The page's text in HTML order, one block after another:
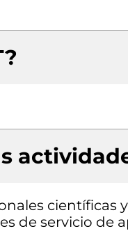
científicas
de servicio de